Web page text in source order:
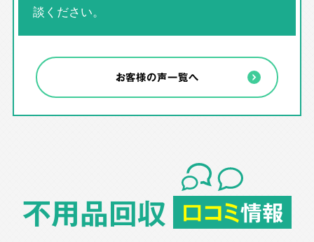
談ください。
お客様の声一覧へ
不用品回収 口コミ情報